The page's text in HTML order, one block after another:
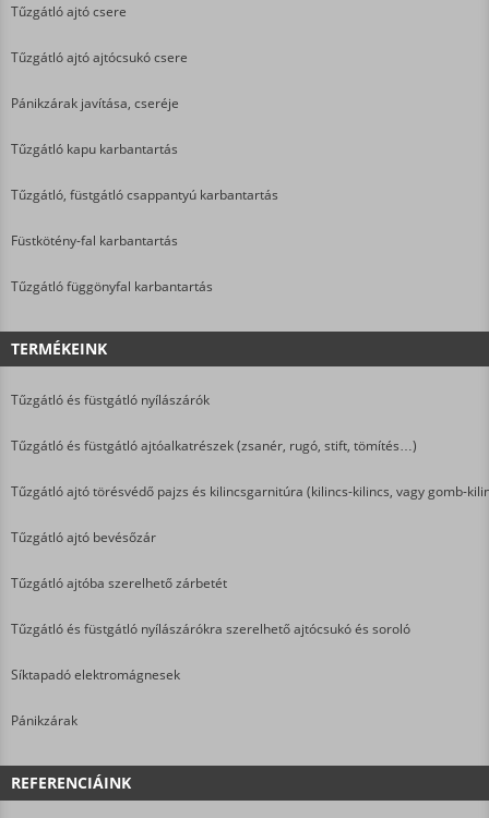
Tűzgátló ajtó csere
Tűzgátló ajtó ajtócsukó csere
Pánikzárak javítása, cseréje
Tűzgátló kapu karbantartás
Tűzgátló, füstgátló csappantyú karbantartás
Füstkötény-fal karbantartás
Tűzgátló függönyfal karbantartás
TERMÉKEINK
Tűzgátló és füstgátló nyílászárók
Tűzgátló és füstgátló ajtóalkatrészek (zsanér, rugó, stift, tömítés…)
Tűzgátló ajtó törésvédő pajzs és kilincsgarnitúra (kilincs-kilincs, vagy gomb-
Tűzgátló ajtó bevésőzár
Tűzgátló ajtóba szerelhető zárbetét
Tűzgátló és füstgátló nyílászárókra szerelhető ajtócsukó és soroló
Síktapadó elektromágnesek
Pánikzárak
REFERENCIÁINK